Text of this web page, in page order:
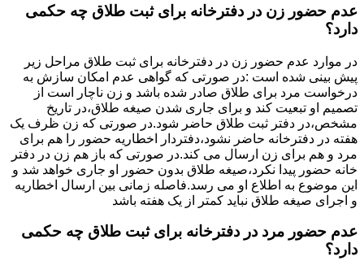
عدم حضور زن در دفترخانه برای ثبت طلاق چه حکمی
دارد؟
در موارد عدم حضور زن در دفترخانه برای ثبت طلاق مراحل زیر
پیش بینی شده است :در صورتی که گواهی عدم امکان سازش به
درخواست مرد برای طلاق صادر شده باشد و زن ناچار است از
تصمیم او تبعیت کند و برای جاری شدن صیغه طلاق،در تاریخ
مشخص،در دفتر ثبت طلاق حاضر شود.در صورتی که زن ظرف یک
هفته در دفترخانه حاضر نشود،دفتردار اخطاریه حضور را هم برای
مرد و هم برای زن ارسال می کند.در صورتی که باز هم زن در دفتر
خانه حضور پیدا نکرد،صیغه طلاق بدون حضور او جاری خواهد شد و
این موضوع به اطلاع او می رسد.فاصله زمانی بین ارسال اخطاریه
و اجرای صیغه طلاق نباید کمتر از یک هفته باشد
عدم حضور مرد در دفترخانه برای ثبت طلاق چه حکمی
دارد؟